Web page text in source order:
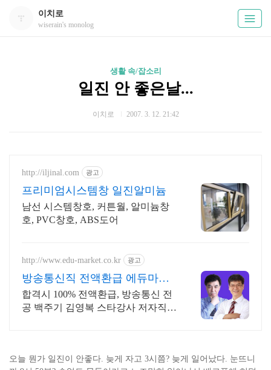
이치로
wiserain's monolog
생활 속/잡소리
일진 안 좋은날...
이치로 2007. 3. 12. 21:42
http://iljinal.com 광고
프리미엄시스템창 일진알미늄
남선 시스템창호, 커튼월, 알미늄창
호, PVC창호, ABS도어
http://www.edu-market.co.kr 광고
방송통신직 전액환급 에듀마켓
수강료 전액 환급, 교재포함
합격시 100% 전액환급, 방송통신 전
공 백주기 김영복 스타강사 저자직강
오늘 뭔가 일진이 안좋다. 늦게 자고 3시쯤? 늦게 일어났다. 눈뜨니